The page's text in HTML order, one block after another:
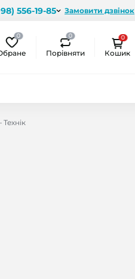
556-19-85 Замовити дзвінок
0 0
Порівняти
0
Кошик